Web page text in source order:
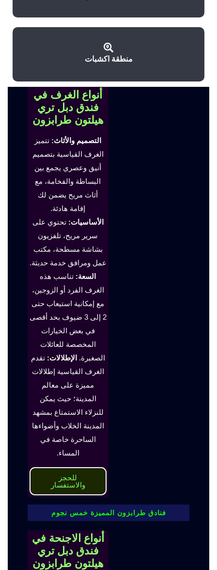
منطقة اكشبات
أنواع الغرف في
فندق دبل تري
هيلتون طرابزون
التصميم والأثاث: تتميز
الغرف القياسية بتصميم
أنيق وعصري يجمع بين
البساطة والفخامة، مع
أثاث مريح يضمن لك
إقامة هادئة.
الأساسيات: تحتوي على
سرير مريح، تلفزيون
بشاشة مسطحة، مكتب
عمل ومرافق خدمة حديثة.
السعة: تناسب هذه
الغرف الفرد أو الزوجين،
مع إمكانية استيعاب حتى
2 إلى 3 ضيوف بحد أقصى
في بعض الخيارات
المخصصة للعائلات
الصغيرة. الإطلالات: تقدم
الغرف القياسية إطلالات
مميزة على معالم
المدينة؛ حيث يمكن
للنزلاء الاستمتاع بمشهد
المدينة الخلاب وأضواءها
الساحرة خاصة في
المساء.
للحجز
والاستفسار
فنادق طرابزون المميزة خمس نجوم
أنواع الاجنحة في
فندق دبل تري
هيلتون طرابزون